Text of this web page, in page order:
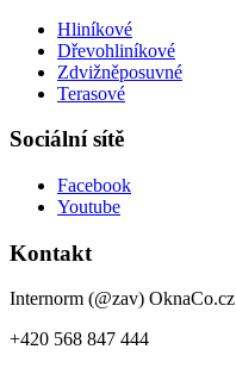
Hliníkové
Dřevohliníkové
Zdvižněposuvné
Terasové
Sociální sítě
Facebook
Youtube
Kontakt
Internorm (@zav) OknaCo.cz
+420 568 847 444